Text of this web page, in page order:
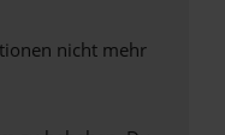
nicht mehr